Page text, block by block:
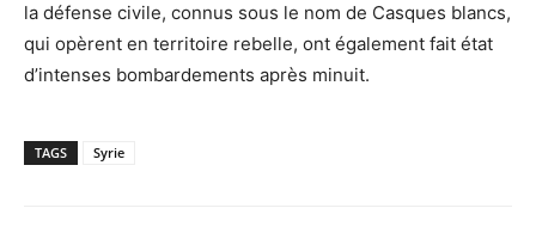
la défense civile, connus sous le nom de Casques blancs,
qui opèrent en territoire rebelle, ont également fait état
d’intenses bombardements après minuit.
TAGS Syrie